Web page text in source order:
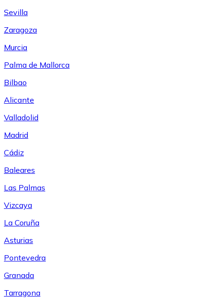
Sevilla
Zaragoza
Murcia
Palma de Mallorca
Bilbao
Alicante
Valladolid
Madrid
Cádiz
Baleares
Las Palmas
Vizcaya
La Coruña
Asturias
Pontevedra
Granada
Tarragona